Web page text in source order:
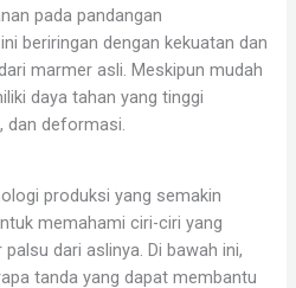
pada pandangan
beriringan dengan kekuatan dan
marmer asli. Meskipun mudah
daya tahan yang tinggi
dan deformasi.
produksi yang semakin
memahami ciri-ciri yang
dari aslinya. Di bawah ini,
tanda yang dapat membantu